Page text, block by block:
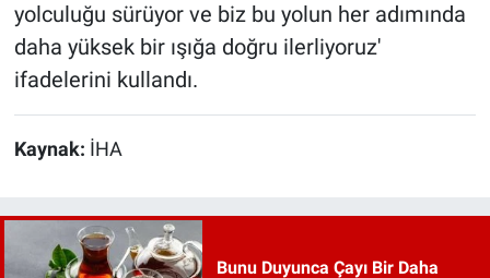
yolculuğu sürüyor ve biz bu yolun her adımında
daha yüksek bir ışığa doğru ilerliyoruz'
ifadelerini kullandı.
Kaynak: İHA
Bunu Duyunca Çayı Bir Daha